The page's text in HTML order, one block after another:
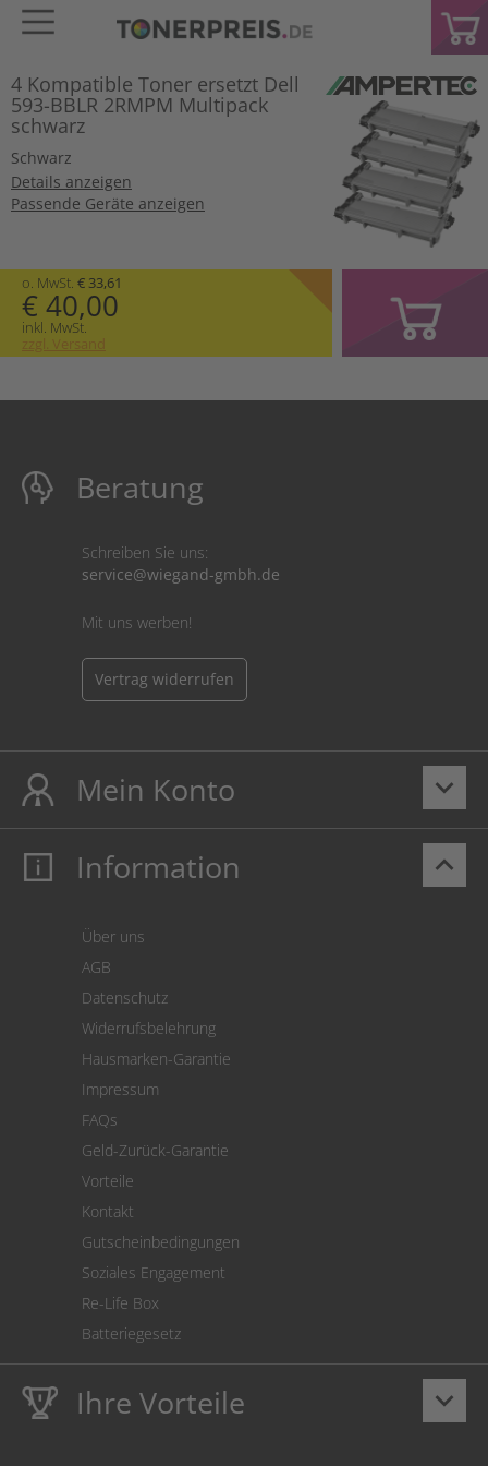
4 Kompatible Toner ersetzt Dell
593-BBLR 2RMPM Multipack
schwarz
Schwarz
Details anzeigen
Passende Geräte anzeigen
o. MwSt. € 33,61
€ 40,00
inkl. MwSt.
zzgl. Versand
Beratung
Schreiben Sie uns:
service@wiegand-gmbh.de
Mit uns werben!
Vertrag widerrufen
keyboard_arrow_down
Mein Konto
Mein Konto
Cookie Einstellungen
keyboard_arrow_up
Information
Über uns
AGB
Datenschutz
Widerrufsbelehrung
Hausmarken-Garantie
Impressum
FAQs
Geld-Zurück-Garantie
Vorteile
Kontakt
Gutscheinbedingungen
Soziales Engagement
Re-Life Box
Batteriegesetz
keyboard_arrow_down
Ihre Vorteile